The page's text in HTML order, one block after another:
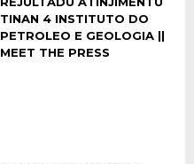
TINAN 4 INSTITUTO DO
PETROLEO E GEOLOGIA ||
MEET THE PRESS